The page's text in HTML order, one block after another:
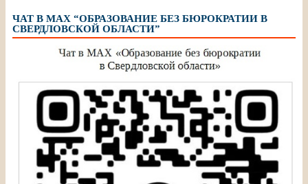
ЧАТ В МАХ “ОБРАЗОВАНИЕ БЕЗ БЮРОКРАТИИ В
СВЕРДЛОВСКОЙ ОБЛАСТИ”